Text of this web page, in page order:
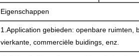
Eigenschappen
1.Application gebieden: openbare ruimten,
vierkante, commerciële buidings, enz.